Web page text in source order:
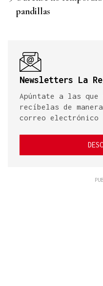
pandillas
Newsletters La
Apúntate a las
recíbelas de
correo electrónico